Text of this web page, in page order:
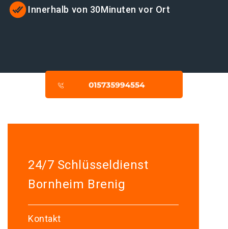
Innerhalb von 30Minuten vor Ort
24/7 Schlüsseldienst
Bornheim Brenig
Kontakt